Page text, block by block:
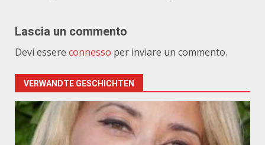
Lascia un commento
Devi essere connesso per inviare un commento.
VERWANDTE GESCHICHTEN